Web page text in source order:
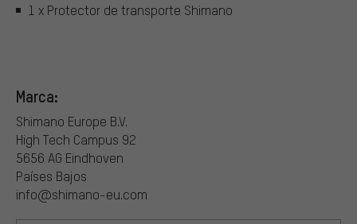
1 x Protector de transporte Shimano
Marca:
Shimano Europe B.V.
High Tech Campus 92
5656 AG Eindhoven
Países Bajos
info@shimano-eu.com